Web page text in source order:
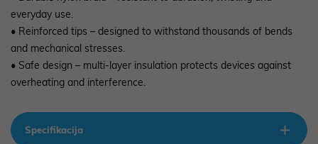
everyday use.
• Reinforced tips – designed to withstand thousands of bends
and mechanical stresses.
• Safe design – multi-layer insulation protects devices against
overheating and interference.
Specifikacija